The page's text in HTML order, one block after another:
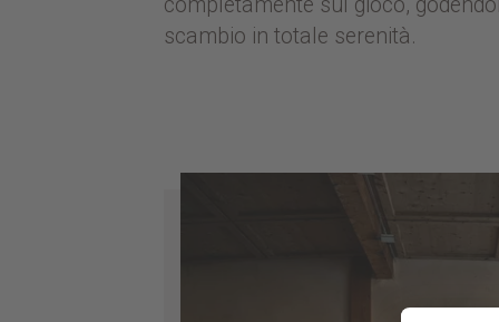
scambio in totale serenità.